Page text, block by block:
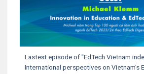
Lastest episode of "EdTech Vietnam
International perspectives on Vietnam's